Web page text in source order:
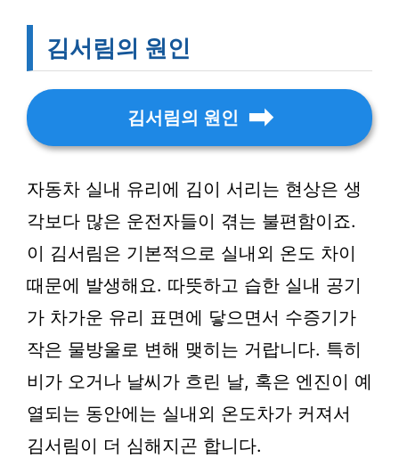
김서림의 원인
김서림의 원인
자동차 실내 유리에 김이 서리는 현상은 생
각보다 많은 운전자들이 겪는 불편함이죠.
이 김서림은 기본적으로 실내외 온도 차이
때문에 발생해요. 따뜻하고 습한 실내 공기
가 차가운 유리 표면에 닿으면서 수증기가
작은 물방울로 변해 맺히는 거랍니다. 특히
비가 오거나 날씨가 흐린 날, 혹은 엔진이 예
열되는 동안에는 실내외 온도차가 커져서
김서림이 더 심해지곤 합니다.